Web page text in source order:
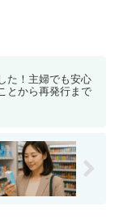
た！主婦でも安心
とから再発行まで